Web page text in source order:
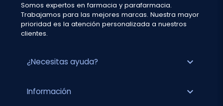
Somos expertos en farmacia y parafarmacia.
Trabajamos para las mejores marcas. Nuestra mayor
prioridad es la atención personalizada a nuestros
clientes.
¿Necesitas ayuda? expand_more
Información expand_more